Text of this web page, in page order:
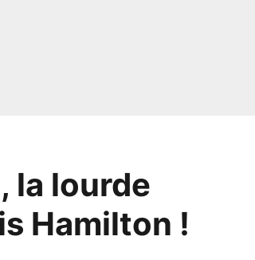
la lourde
Hamilton !